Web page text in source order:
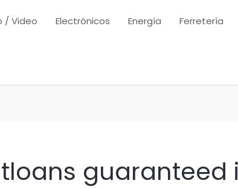
/ Video Electrónicos Energía Ferretería
guaranteed